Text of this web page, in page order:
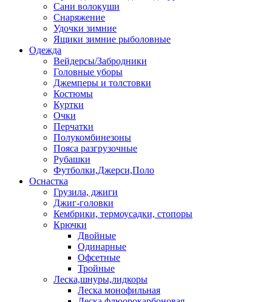
Сани волокуши
Снаряжение
Удочки зимние
Ящики зимние рыболовные
Одежда
Вейдерсы/Забродники
Головные уборы
Джемперы и толстовки
Костюмы
Куртки
Очки
Перчатки
Полукомбинезоны
Пояса разгрузочные
Рубашки
Футболки,Джерси,Поло
Оснастка
Грузила, джиги
Джиг-головки
Кембрики, термоусадки, стопоры
Крючки
Двойные
Одинарные
Офсетные
Тройные
Леска,шнуры,лидкоры
Леска монофильная